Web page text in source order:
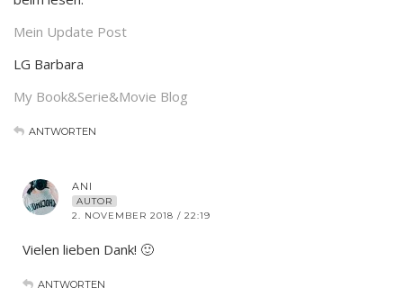
Mein Update Post
LG Barbara
My Book&Serie&Movie Blog
ANTWORTEN
ANI
AUTOR
2. NOVEMBER 2018 / 22:19
Vielen lieben Dank! 🙂
ANTWORTEN